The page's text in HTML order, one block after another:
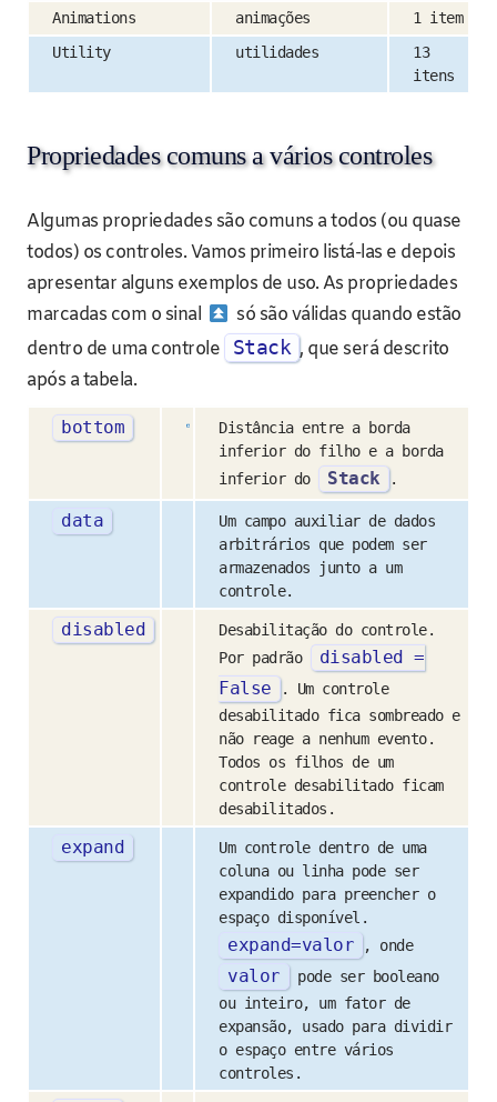
Animations
animações
1 item
Utility
utilidades
13
itens
Propriedades comuns a vários controles
Algumas propriedades são comuns a todos (ou quase
todos) os controles. Vamos primeiro listá-las e depois
apresentar alguns exemplos de uso. As propriedades
marcadas com o sinal
só são válidas quando estão
dentro de uma controle
Stack , que será descrito
após a tabela.
bottom
Distância entre a borda
inferior do filho e a borda
inferior do
Stack .
data
Um campo auxiliar de dados
arbitrários que podem ser
armazenados junto a um
controle.
disabled
Desabilitação do controle.
Por padrão
disabled=
False
. Um controle
desabilitado fica sombreado e
não reage a nenhum evento.
Todos os filhos de um
controle desabilitado ficam
desabilitados.
expand
Um controle dentro de uma
coluna ou linha pode ser
expandido para preencher o
espaço disponível.
expand=valor , onde
valor
pode ser booleano
ou inteiro, um fator de
expansão, usado para dividir
o espaço entre vários
controles.